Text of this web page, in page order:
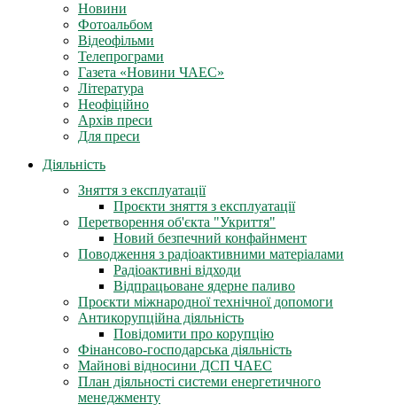
Новини
Фотоальбом
Відеофільми
Телепрограми
Газета «Новини ЧАЕС»
Література
Неофіційно
Архів преси
Для преси
Діяльність
Зняття з експлуатації
Проєкти зняття з експлуатації
Перетворення об'єкта "Укриття"
Новий безпечний конфайнмент
Поводження з радіоактивними матеріалами
Радіоактивні відходи
Відпрацьоване ядерне паливо
Проєкти міжнародної технічної допомоги
Антикорупційна діяльність
Повідомити про корупцію
Фінансово-господарська діяльність
Майнові відносини ДСП ЧАЕС
План діяльності системи енергетичного
менеджменту